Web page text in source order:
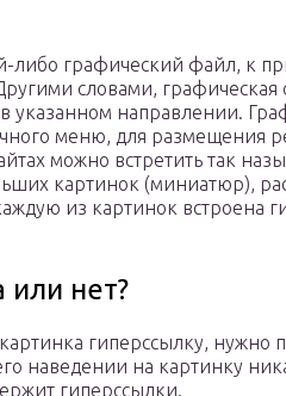
либо графический файл, к
словами, графическая
указанном направлении.
меню, для размещения
можно встретить так
картинок (миниатюр),
из картинок встроена
или нет?
гиперссылку, нужно
наведении на картинку
гиперссылки.